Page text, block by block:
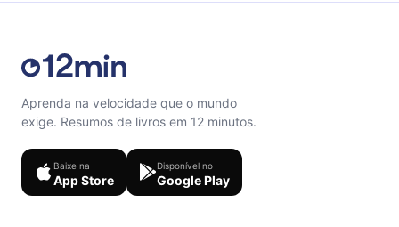
Aprenda na velocidade que o mundo
exige. Resumos de livros em 12 minutos.
Baixe na
App Store
Disponível no
Google Play